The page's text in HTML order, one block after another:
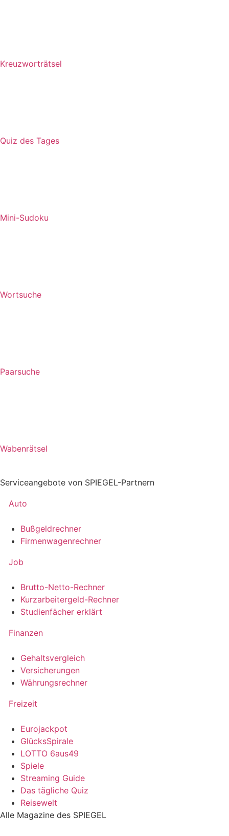
Kreuzworträtsel
Quiz des Tages
Mini-Sudoku
Wortsuche
Paarsuche
Wabenrätsel
Serviceangebote von SPIEGEL-Partnern
Auto
Bußgeldrechner
Firmenwagenrechner
Job
Brutto-Netto-Rechner
Kurzarbeitergeld-Rechner
Studienfächer erklärt
Finanzen
Gehaltsvergleich
Versicherungen
Währungsrechner
Freizeit
Eurojackpot
GlücksSpirale
LOTTO 6aus49
Spiele
Streaming Guide
Das tägliche Quiz
Reisewelt
Alle Magazine des SPIEGEL